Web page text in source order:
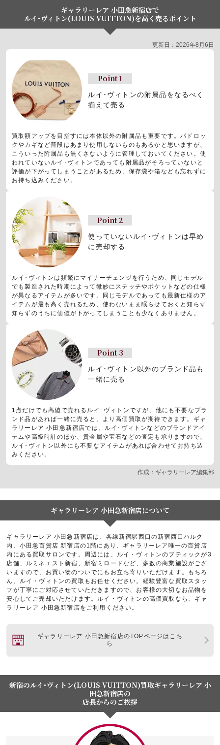
ギャラリーレア 小田急新宿店で
ルイ･ヴィトン(LOUIS VUITTON)を高く売るポイント
更新日：2026年8月6日
Point 1
ルイ･ヴィトンの附属品をなるべく
揃えて売る
買取額アップを目指すには本体以外の附属品も重要です。パドロッ
クやカギなど普段はあまり使用しないものもあるかと思いますが、
こういった附属品も無くさないように管理しておいてください。使
われていないルイ･ヴィトンであっても附属品がそろっていないと
評価が下がってしまうことがあるため、保存袋や箱なども忘れずに
お持ち込みください。
Point 2
使っていないルイ･ヴィトンは早め
に売却する
ルイ･ヴィトンは頻繁にマイナーチェンジを行うため、同じモデル
でも製造された時期によって微妙にステッチやポケットなどの仕様
が異なるアイテムが多いです。同じモデルであっても最新仕様のア
イテムが最も高く売れるため、使わないまま眠らせておくと知らず
知らずのうちに価値が下がってしまうことも少なくありません。
Point 3
ルイ･ヴィトン以外のブランド品も
一緒に売る
1点だけでも高値で売れるルイ･ヴィトンですが、他にも不要なブラ
ンド品があれば一緒に売ると、より高価買取が期待できます。ギャ
ラリーレア 小田急新宿店では、ルイ･ヴィトンなどのブランドアイ
テムや高級時計のほか、貴金属や宝石などの査定も承りますので、
ルイ･ヴィトン以外にも不要なアイテムがあれば合わせてお持ち込
みください。
作成：ギャラリーレア編集部
ギャラリーレア 小田急新宿店について
ギャラリーレア 小田急新宿店は、各線新宿駅西口の新宿西口ハルク
内、小田急百貨店 新宿店の1階にあり、ギャラリーレア唯一の百貨店
内にある買取サロンです。周辺には、ルイ・ヴィトンのブティックが3
店舗、ルミネエスト新宿、新宿ミロードなど、多数の商業施設がござ
いますので、お買い物のついでにもお立ち寄りいただけます。もちろ
ん、ルイ・ヴィトンの買取もお任せください。経験豊富な買取スタッ
フが丁寧にご対応させていただきますので、お客様の大切なお品物を
安心してご売却いただけます。ルイ・ヴィトンの高価買取なら、ギャ
ラリーレア 小田急新宿店をご利用ください。
ギャラリーレア 小田急新宿店のTOPページはこち
ら
新宿のルイ･ヴィトン(LOUIS VUITTON)買取ギャラリーレア 小
田急新宿店の
店長からのご挨拶